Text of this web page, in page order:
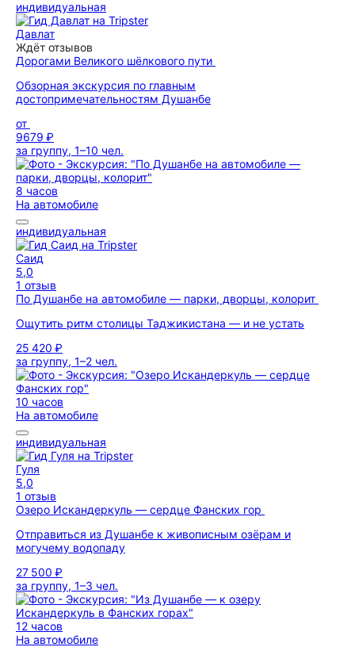
индивидуальная
Давлат
Ждёт отзывов
Дорогами Великого шёлкового пути
Обзорная экскурсия по главным
достопримечательностям Душанбе
от
9679 ₽
за группу, 1–10 чел.
8 часов
На автомобиле
индивидуальная
Саид
5,0
1 отзыв
По Душанбе на автомобиле — парки, дворцы, колорит
Ощутить ритм столицы Таджикистана — и не устать
25 420 ₽
за группу, 1–2 чел.
10 часов
На автомобиле
индивидуальная
Гуля
5,0
1 отзыв
Озеро Искандеркуль — сердце Фанских гор
Отправиться из Душанбе к живописным озёрам и
могучему водопаду
27 500 ₽
за группу, 1–3 чел.
12 часов
На автомобиле